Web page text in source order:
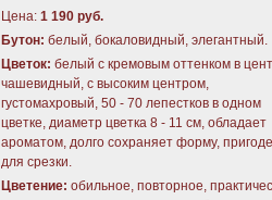
Цена:1 190 руб.
Бутон: белый, бокаловидный, элегантный.
Цветок: белый с кремовым оттенком в
чашевидный, с высоким центром,
густомахровый, 50 - 70 лепестков в одном
цветке, диаметр цветка 8 - 11 см, обладает
ароматом, долго сохраняет форму,
для срезки.
Цветение:обильное, повторное,